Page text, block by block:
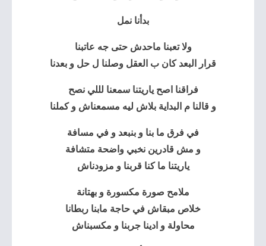
بدأنا نمل
ولا تعبنا ماحدش حتى جه عاتبنا
قرار البعد كان ب العقل وصلنا ل حل و بعدنا
فراقنا اصح ياريتنا سمعنا لللي نصح
و قالنا م البداية بلاش ليه مسمعناش و كملنا
في فرق ما بنا و بنبعد و في مسافة
و مش قادرين نخبي واضحة متشافة
ياريتنا ما كنا قربنا و مزودناش
ملامح صورة مكسورة و بهتانة
خلاص مبقاش في حاجة مابنا ربطانا
محاولة و ادينا جربنا و مكسبناش